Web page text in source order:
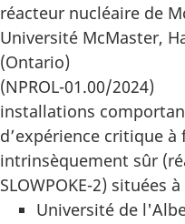
réacteur nucléaire de
Université McMaster,
(Ontario)
(NPROL-01.00/2024)
installations
d’expérience critique à
intrinsèquement sûr
SLOWPOKE-2) situées à
Université de